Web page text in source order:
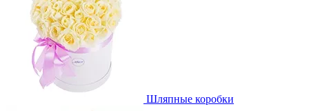
Шляпные коробки